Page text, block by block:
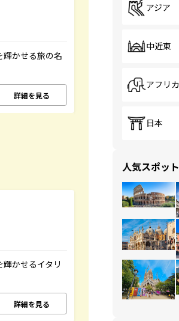
かせる旅の名
詳細を見る
かせるイタリ
詳細を見る
アジア
中近東
アフリカ
日本
人気スポット